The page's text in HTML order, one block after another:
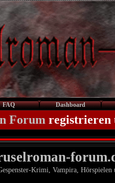
FAQ Dashboard
Forum registrieren
Krimi, Vampira, Hörspielen